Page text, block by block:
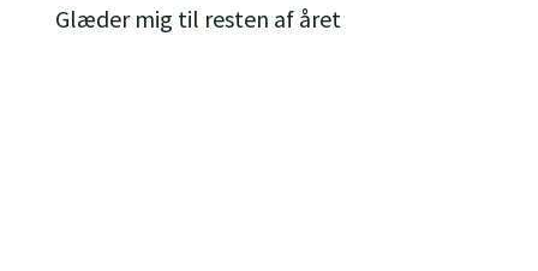
Glæder mig til resten af året